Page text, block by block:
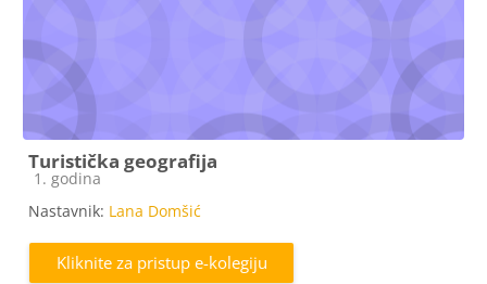
Turistička geografija
Kategorija e-kolegija
1. godina
Nastavnik: Lana Domšić
Kliknite za pristup e-kolegiju